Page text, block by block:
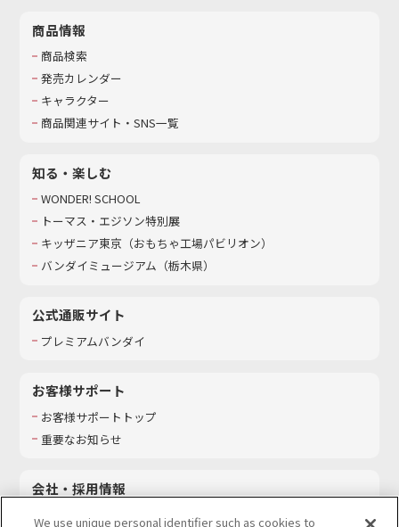
商品情報
商品検索
発売カレンダー
キャラクター
商品関連サイト・SNS一覧
知る・楽しむ
WONDER! SCHOOL
トーマス・エジソン特別展
キッザニア東京（おもちゃ工場パビリオン）​
バンダイミュージアム（栃木県）
公式通販サイト
プレミアムバンダイ
お客様サポート
お客様サポートトップ
重要なお知らせ
会社・採用情報
We use unique personal identifier such as cookies to